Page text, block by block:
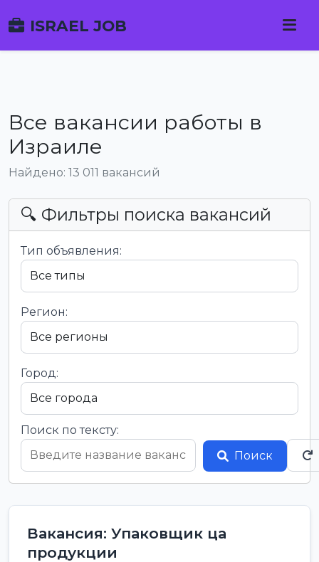
ISRAEL JOB
Все вакансии работы в
Израиле
Найдено: 13 011 вакансий
🔍 Фильтры поиска вакансий
Тип объявления:
Регион:
Город:
Поиск по тексту:
Поиск
Вакансия: Упаковщик ца
продукции